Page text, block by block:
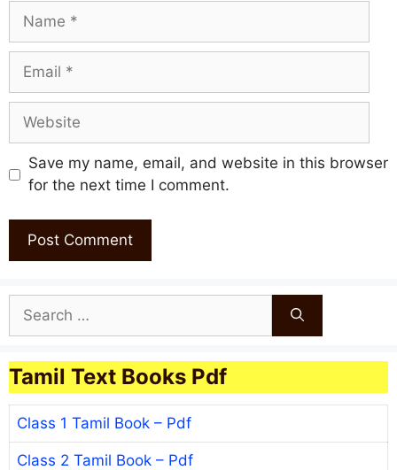
Name
Email
Website
Save my name, email, and website in this browser
for the next time I comment.
for:
Tamil Text Books Pdf
Class 1 Tamil Book – Pdf
Class 2 Tamil Book – Pdf